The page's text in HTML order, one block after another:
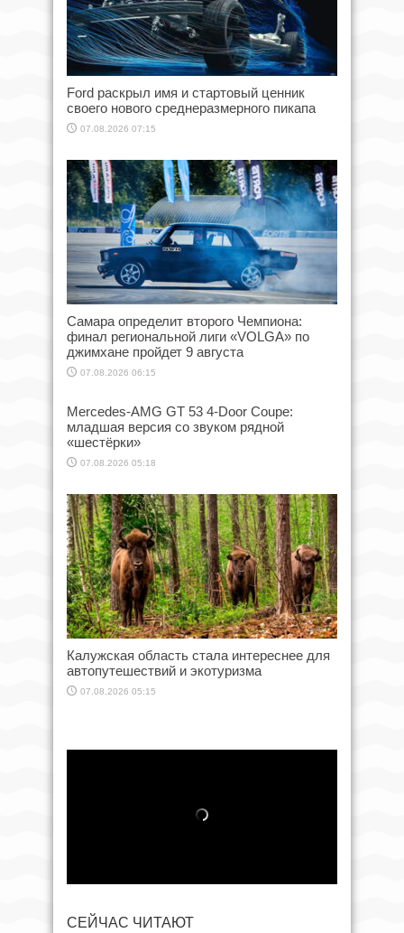
Ford раскрыл имя и стартовый ценник
своего нового среднеразмерного пикапа
07.08.2026 07:15
Самара определит второго Чемпиона:
финал региональной лиги «VOLGA» по
джимхане пройдет 9 августа
07.08.2026 06:15
Mercedes-AMG GT 53 4-Door Coupe:
младшая версия со звуком рядной
«шестёрки»
07.08.2026 05:18
Калужская область стала интереснее для
автопутешествий и экотуризма
07.08.2026 05:15
СЕЙЧАС ЧИТАЮТ